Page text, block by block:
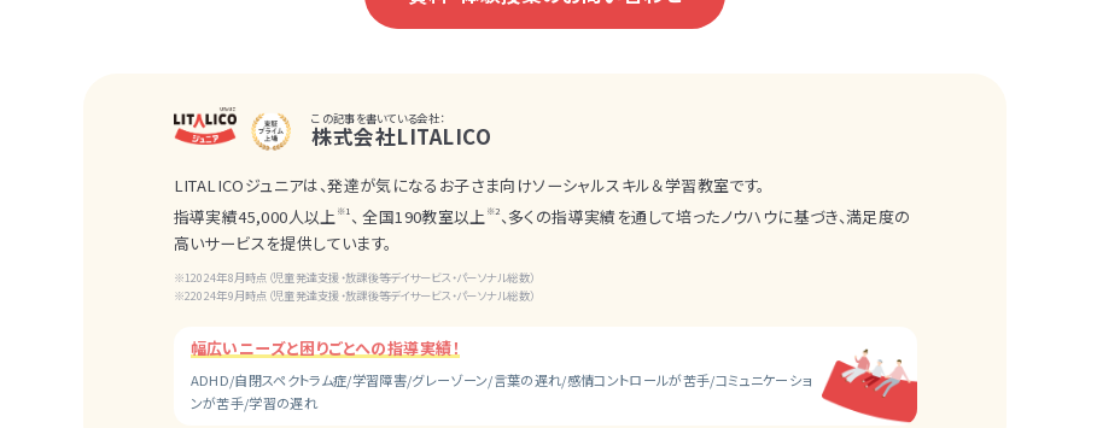
この記事を書いている会社：
株式会社LITALICO
LITALICOジュニアは、発達が気になるお子さま向けソーシャルスキル＆学習教室です。
指導実績45,000人以上※1、 全国190教室以上※2、多くの指導実績を通して培ったノウハウに基づき、満足度の
高いサービスを提供しています。
2024年8月時点（児童発達支援・放課後等デイサービス・パーソナル総数）
2024年9月時点（児童発達支援・放課後等デイサービス・パーソナル総数）
幅広いニーズと困りごとへの指導実績！
ADHD/自閉スペクトラム症/学習障害/グレーゾーン/言葉の遅れ/感情コントロールが苦手/コミュニケーショ
ンが苦手/学習の遅れ